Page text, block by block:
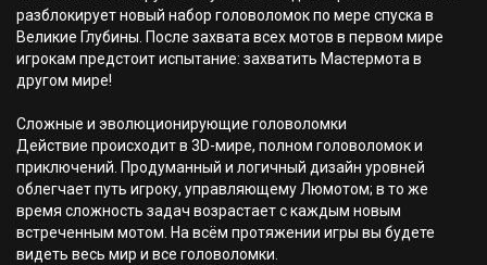
разблокирует новый набор головоломок по мере спуска в
Великие Глубины. После захвата всех мотов в первом мире
игрокам предстоит испытание: захватить Мастермота в
другом мире!
Сложные и эволюционирующие головоломки
Действие происходит в 3D-мире, полном головоломок и
приключений. Продуманный и логичный дизайн уровней
облегчает путь игроку, управляющему Люмотом; в то же
время сложность задач возрастает с каждым новым
встреченным мотом. На всём протяжении игры вы будете
видеть весь мир и все головоломки.